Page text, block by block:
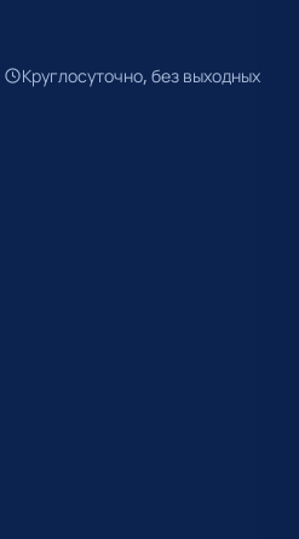
Круглосуточно, без выходных